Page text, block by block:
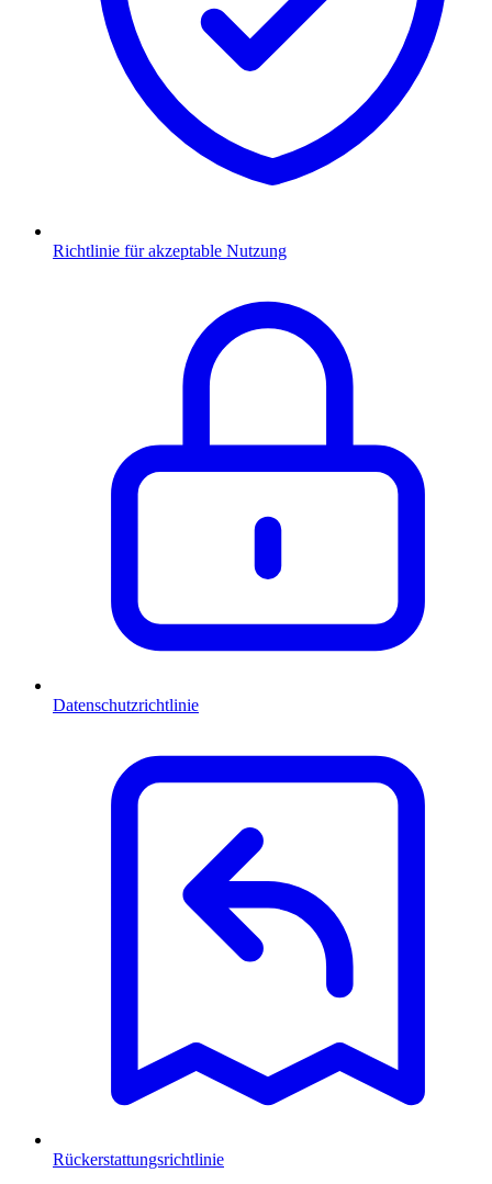
Richtlinie für akzeptable Nutzung
Datenschutzrichtlinie
Rückerstattungsrichtlinie